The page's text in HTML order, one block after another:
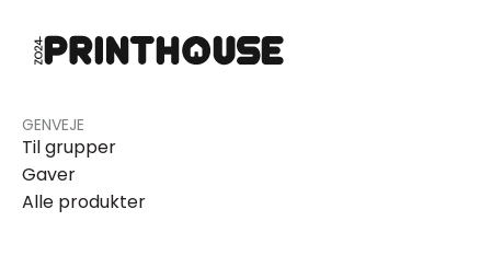
GENVEJE
Til grupper
Gaver
Alle produkter